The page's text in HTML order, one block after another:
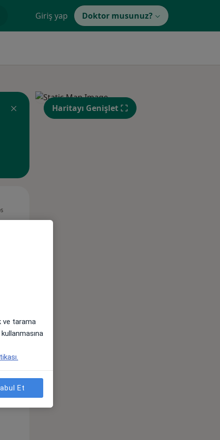
Giriş yap Doktor musunuz?
13 Ağustos
Haritayı Genişlet
ve tarama
Et